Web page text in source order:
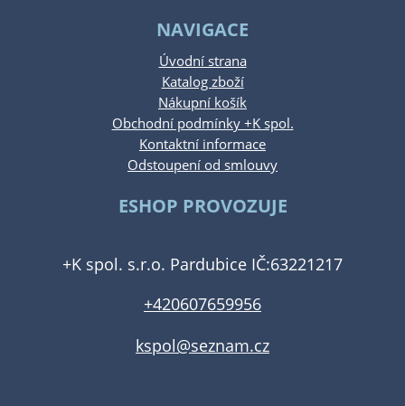
NAVIGACE
Úvodní strana
Katalog zboží
Nákupní košík
Obchodní podmínky +K spol.
Kontaktní informace
Odstoupení od smlouvy
ESHOP PROVOZUJE
+K spol. s.r.o. Pardubice IČ:63221217
+420607659956
kspol@seznam.cz